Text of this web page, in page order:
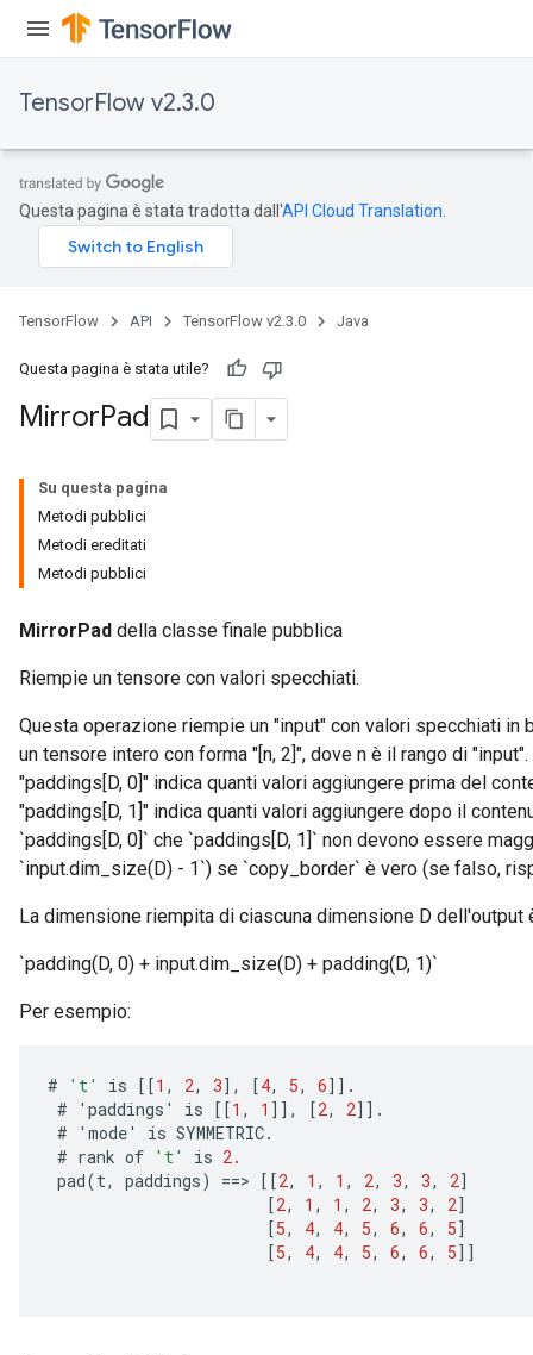
TensorFlow v2.3.0
Questa pagina è stata tradotta dall'API Cloud Translation
TensorFlow API TensorFlow v2.3.0 Java
Questa pagina è stata utile?
MirrorPad
Su questa pagina
Metodi pubblici
Metodi ereditati
Metodi pubblici
MirrorPad della classe finale pubblica
Riempie un tensore con valori specchiati.
Questa operazione riempie un "input" con valori specchiati
un tensore intero con forma "[n, 2]", dove n è il rango di
"paddings[D, 0]" indica quanti valori aggiungere prima del
"paddings[D, 1]" indica quanti valori aggiungere dopo il
`paddings[D, 0]` che `paddings[D, 1]` non devono essere
`input.dim_size(D) - 1`) se `copy_border` è vero (se falso,
La dimensione riempita di ciascuna dimensione D dell'output
`padding(D, 0) + input.dim_size(D) + padding(D, 1)`
Per esempio:
# 't' is [[1 , 2, 3] , [4, 5, 6]] .
#
' paddings ' is [[1 , 1 ]] , [2, 2]] .
#
' mode' is SYMMETRIC.
# rank of 't' is 2.
pad(t, paddings) ==> [[2, 1 , 1 , 2, 3, 3, 2]
[2, 1 , 1 , 2, 3, 3, 2]
[5, 4, 4, 5, 6, 6, 5]
[5, 4, 4, 5, 6, 6, 5]]